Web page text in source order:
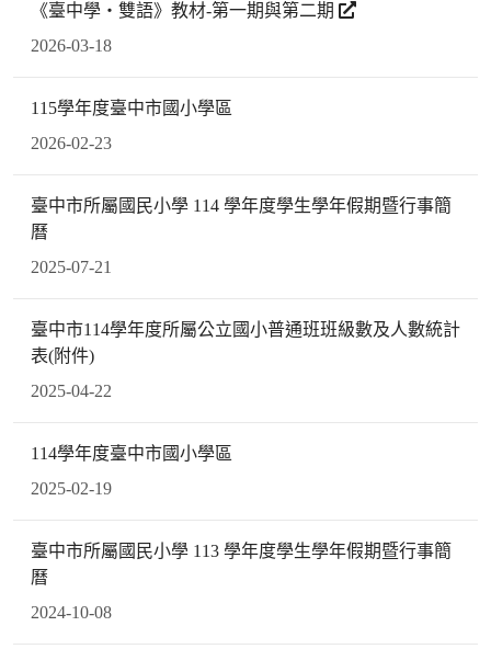
《臺中學‧雙語》教材-第一期與第二期
2026-03-18
115學年度臺中市國小學區
2026-02-23
臺中市所屬國民小學 114 學年度學生學年假期暨行事簡
曆
2025-07-21
臺中市114學年度所屬公立國小普通班班級數及人數統計
表(附件)
2025-04-22
114學年度臺中市國小學區
2025-02-19
臺中市所屬國民小學 113 學年度學生學年假期暨行事簡
曆
2024-10-08